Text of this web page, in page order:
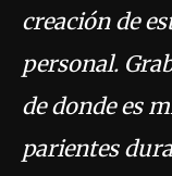
creación de
personal.
de donde es
parientes